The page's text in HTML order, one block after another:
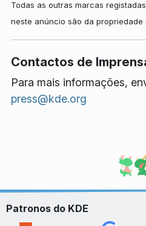
Todas as outras marcas
neste anúncio são da
Contactos de
Para mais informações,
press@kde.org
Patronos do KDE